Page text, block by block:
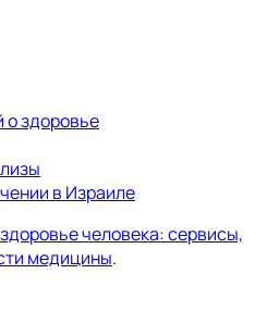
о здоровье
в Израиле
человека: сервисы,
медицины.